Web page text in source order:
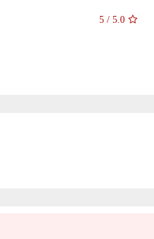
5.0
/
5